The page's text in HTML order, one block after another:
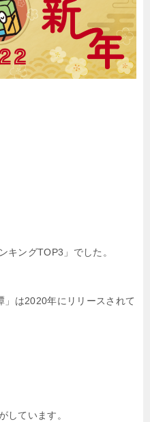
キングTOP3」でした。
」は2020年にリリースされて
しています。